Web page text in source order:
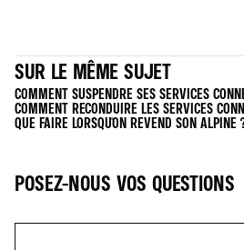
SUR LE MÊME SUJET
COMMENT SUSPENDRE SES SERVICES
COMMENT RECONDUIRE LES SERVICES
QUE FAIRE LORSQU'ON REVEND SON ALPINE
POSEZ-NOUS VOS QUESTIONS